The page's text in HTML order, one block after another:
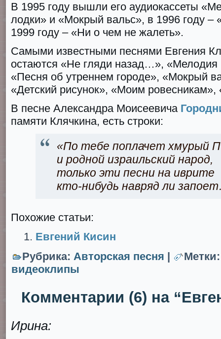
В 1995 году вышли его аудиокассеты
лодки» и «Мокрый вальс», в 1996 году –
1999 году – «Ни о чем не жалеть».
Самыми известными песнями Евгения
остаются «Не гляди назад…», «Мелодия
«Песня об утреннем городе», «Мокрый
«Детский рисунок», «Моим
В песне Александра Моисеевича
памяти Клячкина, есть строки:
«По тебе поплачет хмурый
и родной израильский народ,
только эти песни на иврите
кто-нибудь навряд ли
Похожие статьи:
Евгений Кисин
Рубрика: Авторская песня |
видеоклипы
Комментарии (6) на
Ирина: